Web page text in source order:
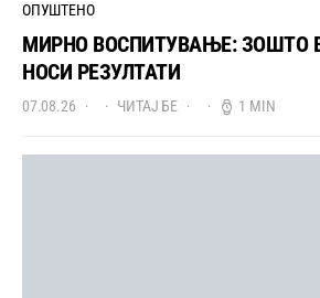
ОПУШТЕНО
МИРНО ВОСПИТУВАЊЕ: ЗОШТО
НОСИ РЕЗУЛТАТИ
07.08.26 ЧИТАЈ БЕ 1 MIN